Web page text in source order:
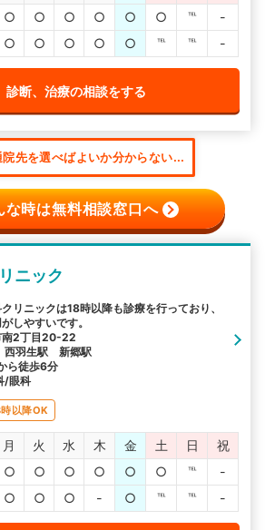
○ ○ ○ ○ ○ ○ ℡
-
○ ○ ○ ○ ○ ℡ ℡ -
診断、治療の相談をする
院先を選べばよいか分からない...
な時は無料相談窓口へ
ニック
リニックは18時以降も診療を行っており、
しやすいです。
南2丁目20-22
西羽生駅 新郷駅
ら徒歩6分
/眼科
以降OK
月 火 水 木 金 土 日
祝
○ ○ ○ ○ ○ ○ ℡
-
○ ○ ○ - ○ ℡ ℡ -